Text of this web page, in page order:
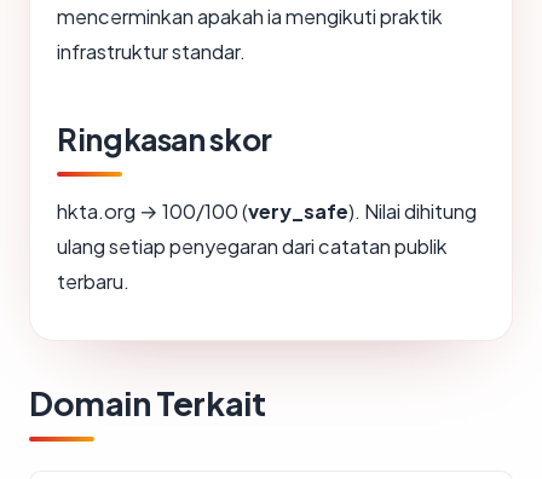
mencerminkan apakah ia mengikuti praktik
infrastruktur standar.
Ringkasan skor
hkta.org → 100/100 (very_safe). Nilai dihitung
ulang setiap penyegaran dari catatan publik
terbaru.
Domain Terkait